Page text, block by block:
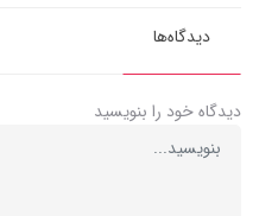
دیدگاه‌ها
دیدگاه خود را بنویسید